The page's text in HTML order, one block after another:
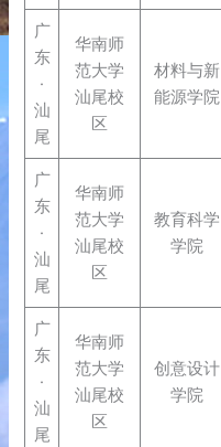
广
东
·
汕
尾
华南师
范大学
汕尾校
区
材料与新
能源学院
广
东
·
汕
尾
华南师
范大学
汕尾校
区
教育科学
学院
广
东
·
汕
尾
华南师
范大学
汕尾校
区
创意设计
学院